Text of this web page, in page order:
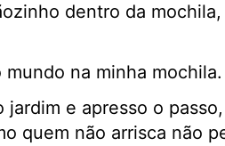
dentro da
na minha
e apresso o
quem não arrisca não